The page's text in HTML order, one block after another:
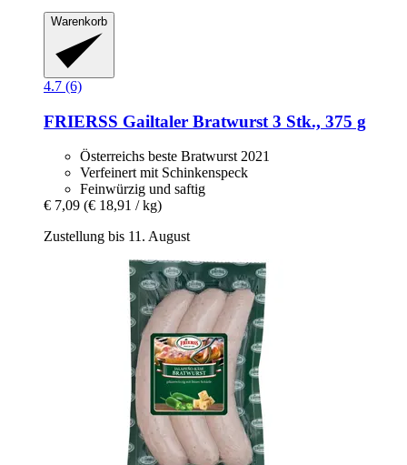
Warenkorb
4.7 (6)
FRIERSS Gailtaler Bratwurst 3 Stk., 375 g
Österreichs beste Bratwurst 2021
Verfeinert mit Schinkenspeck
Feinwürzig und saftig
€ 7,09 (€ 18,91 / kg)
Zustellung bis 11. August